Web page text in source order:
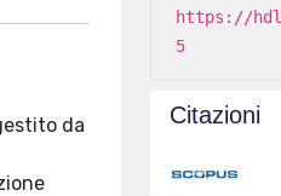
da
https://
5
Citazioni